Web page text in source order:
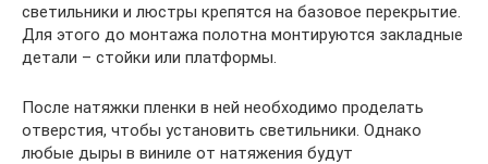
светильники и люстры крепятся на базовое перекрытие.
Для этого до монтажа полотна монтируются закладные
детали – стойки или платформы.
После натяжки пленки в ней необходимо проделать
отверстия, чтобы установить светильники. Однако
любые дыры в виниле от натяжения будут